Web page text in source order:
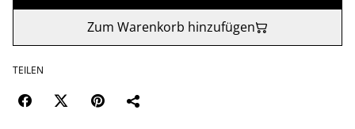
Zum Warenkorb hinzufügen
TEILEN